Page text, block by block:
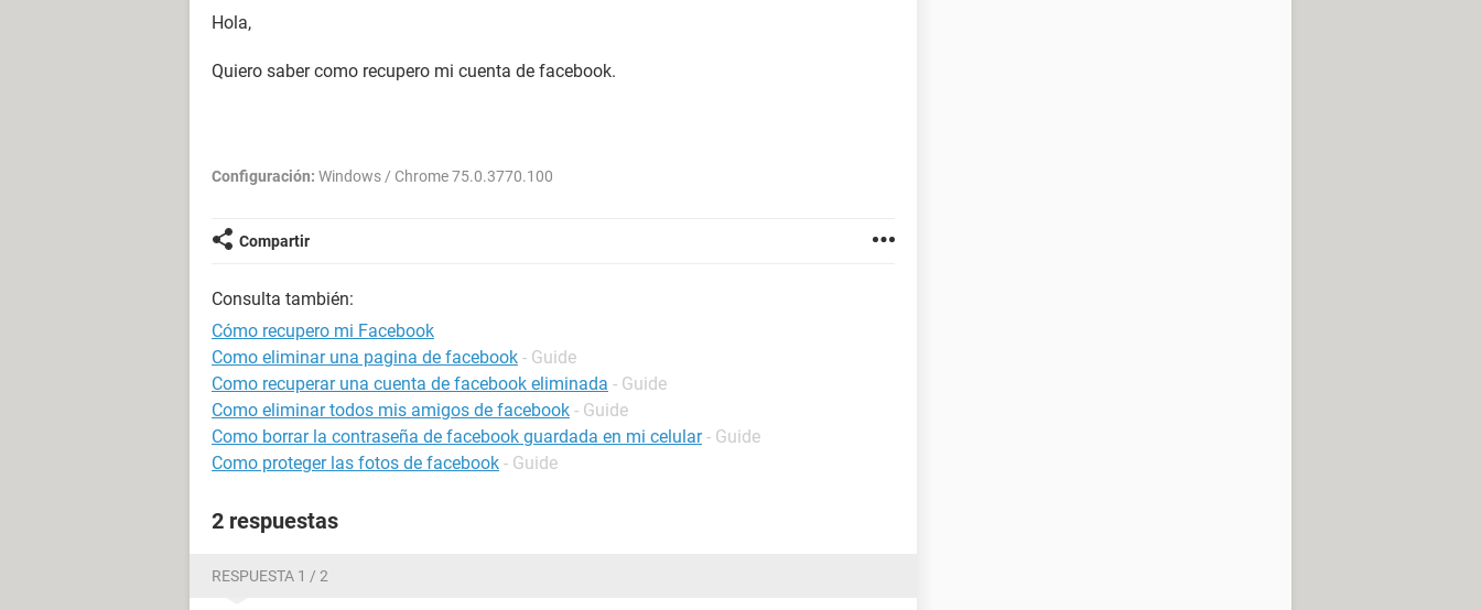
Hola,
Quiero saber como recupero mi cuenta de facebook.
Configuración: Windows / Chrome 75.0.3770.100
Compartir
Consulta también:
Cómo recupero mi Facebook
Como eliminar una pagina de facebook - Guide
Como recuperar una cuenta de facebook eliminada - Guide
Como eliminar todos mis amigos de facebook - Guide
Como borrar la contraseña de facebook guardada en mi celular - Guide
Como proteger las fotos de facebook - Guide
2 respuestas
RESPUESTA 1 / 2